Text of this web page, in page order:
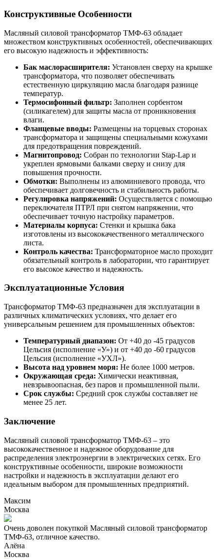
Конструктивные Особенности
Масляный силовой трансформатор ТМФ-63 обладает
множеством конструктивных особенностей, обеспечивающих
его высокую надежность и эффективность:
Бак маслорасширителя: Установлен сверху на крышке
трансформатора, что позволяет обеспечивать
естественную циркуляцию масла благодаря разнице
температур.
Термосифонный фильтр: Заполнен сорбентом
(силикагелем) для защиты масла от проникновения
влаги.
Фланцевые вводы: Размещены на торцевых сторонах
трансформатора и защищены специальными кожухами
для предотвращения повреждений.
Магнитопровод: Собран по технологии Stap-Lap и
укреплен ярмовыми балками сверху и снизу для
повышения прочности.
Обмотки: Выполнены из алюминиевого провода, что
обеспечивает долговечность и стабильность работы.
Регулировка напряжений: Осуществляется с помощью
переключателя ПТРЛ при снятом напряжении, что
обеспечивает точную настройку параметров.
Материалы корпуса: Стенки и крышка бака
изготовлены из высококачественного металлического
листа.
Контроль качества: Трансформаторное масло проходит
обязательный контроль в лаборатории, что гарантирует
его высокое качество и надежность.
Эксплуатационные Условия
Трансформатор ТМФ-63 предназначен для эксплуатации в
различных климатических условиях, что делает его
универсальным решением для промышленных объектов:
Температурный диапазон: От +40 до -45 градусов
Цельсия (исполнение «У») и от +40 до -60 градусов
Цельсия (исполнение «УХЛ»).
Высота над уровнем моря: Не более 1000 метров.
Окружающая среда: Химически неактивная,
невзрывоопасная, без паров и промышленной пыли.
Срок службы: Средний срок службы составляет не
менее 25 лет.
Заключение
Масляный силовой трансформатор ТМФ-63 – это
высококачественное и надежное оборудование для
распределения электроэнергии в электрических сетях. Его
конструктивные особенности, широкие возможности
настройки и надежность в эксплуатации делают его
идеальным выбором для промышленных предприятий.
Максим
Москва
Очень доволен покупкой Масляный силовой трансформатор
ТМФ-63, отличное качество.
Алёна
Москва